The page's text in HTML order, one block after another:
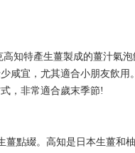
知特產生薑製成的薑汁氣泡
咸宜，尤其適合小朋友飲用
，非常適合歲末季節!
薑點綴。高知是日本生薑和